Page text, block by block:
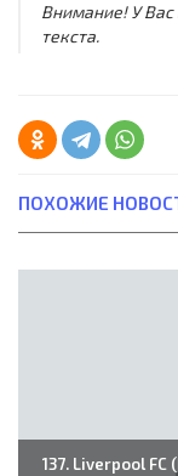
Внимание! У Вас
текста.
ПОХОЖИЕ
137. Liverpool FC